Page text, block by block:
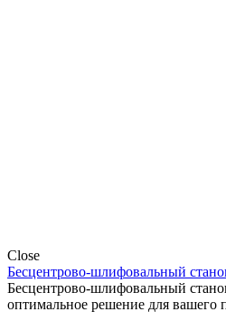
Close
Бесцентрово-шлифовальный
Бесцентрово-шлифовальный
оптимальное решение для вашего